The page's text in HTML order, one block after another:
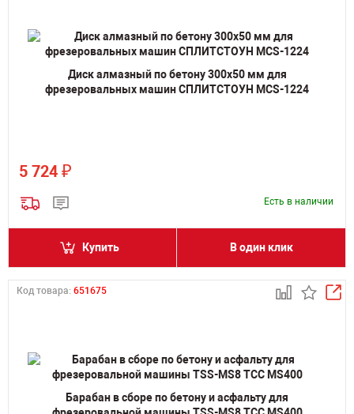
Диск алмазный по бетону 300x50 мм для
фрезеровальных машин СПЛИТСТОУН MCS-1224
5 724 ₽
Есть в наличии
Купить В один клик
Код товара: 651675
Барабан в сборе по бетону и асфальту для